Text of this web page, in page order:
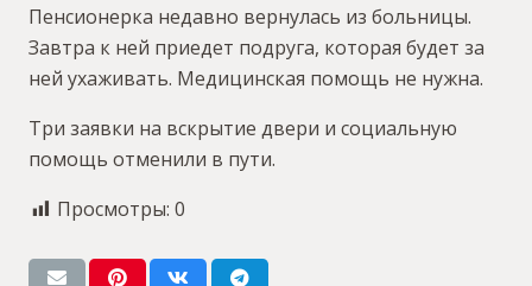
Пенсионерка недавно вернулась из больницы.
Завтра к ней приедет подруга, которая будет за
ней ухаживать. Медицинская помощь не нужна.
Три заявки на вскрытие двери и социальную
помощь отменили в пути.
Просмотры: 0